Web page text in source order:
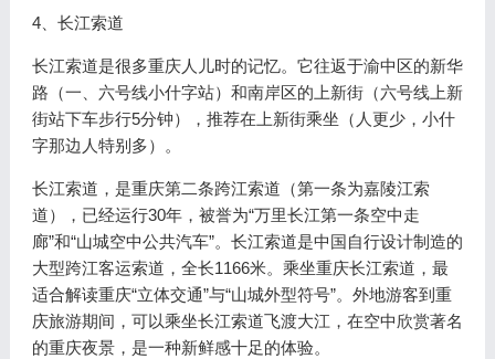
4、长江索道
长江索道是很多重庆人儿时的记忆。它往返于渝中区的新华
路（一、六号线小什字站）和南岸区的上新街（六号线上新
街站下车步行5分钟），推荐在上新街乘坐（人更少，小什
字那边人特别多）。
长江索道，是重庆第二条跨江索道（第一条为嘉陵江索
道），已经运行30年，被誉为“万里长江第一条空中走
廊”和“山城空中公共汽车”。长江索道是中国自行设计制造的
大型跨江客运索道，全长1166米。乘坐重庆长江索道，最
适合解读重庆“立体交通”与“山城外型符号”。外地游客到重
庆旅游期间，可以乘坐长江索道飞渡大江，在空中欣赏著名
的重庆夜景，是一种新鲜感十足的体验。